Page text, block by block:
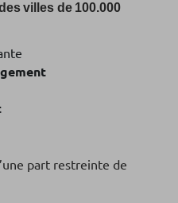
villes de 100.000
part restreinte de